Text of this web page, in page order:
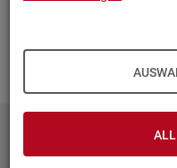
das gern in un­se­re